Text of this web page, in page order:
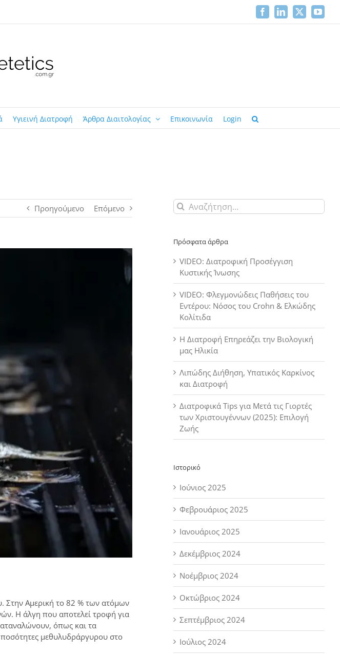
FacebookLinkedIn
X
Υγιεινή Διατροφή Άρθρα Διαιτολογίας Επικοινωνία Login
Προηγούμενο Επόμενο
Στην Αμερική το 82 % των ατόμων
Η άλγη που αποτελεί τροφή για
όπως και τα
μεθυλυδράργυρου στο
Αναζήτηση
για:
Πρόσφατα άρθρα
VIDEO: Διατροφική Προσέγγιση
Κυστικής Ίνωσης
VIDEO: Φλεγμονώδεις Παθήσεις του
Εντέρου: Νόσος του Crohn & Ελκώδης
Κολίτιδα
Η Διατροφή Επηρεάζει την Βιολογική
μας Ηλικία
Λιπώδης Διήθηση, Υπατικός Καρκίνος
και Διατροφή
Διατροφικά Tips για Μετά τις Γιορτές
των Χριστουγέννων (2025): Επιλογή
Ζωής
Ιστορικό
Ιούνιος 2025
Φεβρουάριος 2025
Ιανουάριος 2025
Δεκέμβριος 2024
Νοέμβριος 2024
Οκτώβριος 2024
Σεπτέμβριος 2024
Ιούλιος 2024